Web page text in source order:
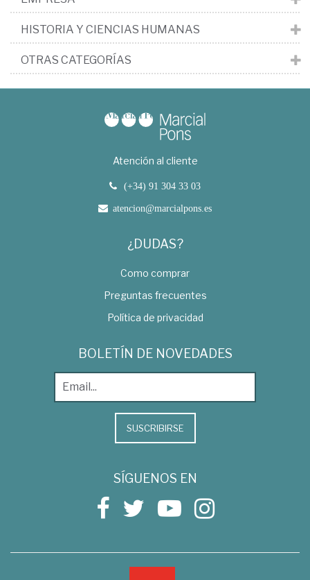
HISTORIA Y CIENCIAS HUMANAS
OTRAS CATEGORÍAS
Atención al cliente
(+34) 91 304 33 03
atencion@marcialpons.es
¿DUDAS?
Como comprar
Preguntas frecuentes
Política de privacidad
BOLETÍN DE NOVEDADES
SUSCRIBIRSE
SÍGUENOS EN